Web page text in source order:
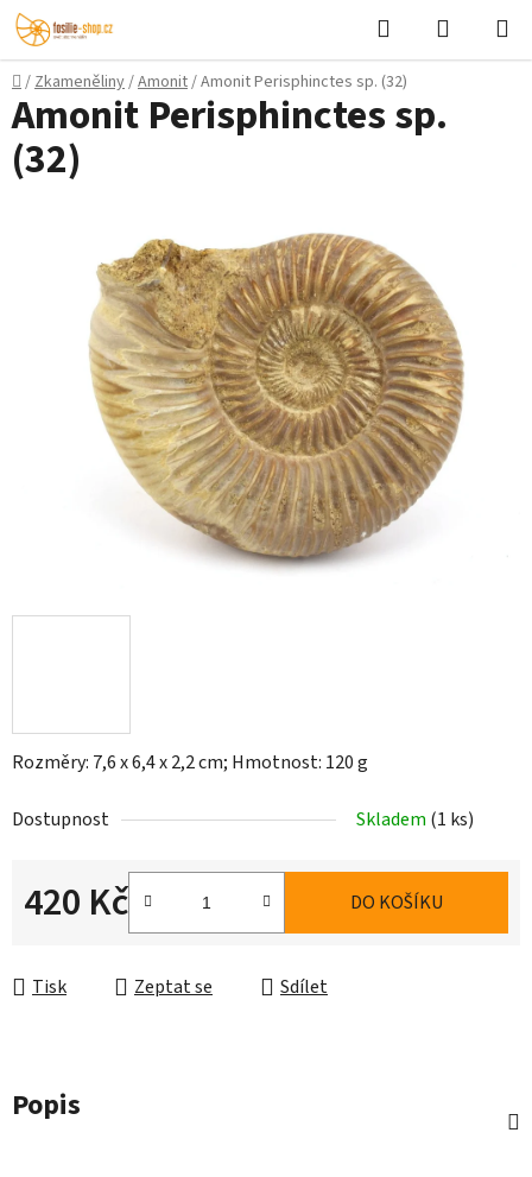
Přejít
na
obsah
Hledat
KOŠÍK
Domů
/Zkameněliny/Amonit/Amonit Perisphinctes sp. (32)
Rozměry: 7,6 x 6,4 x 2,2 cm; Hmotnost: 120 g
Dostupnost Skladem (1 ks)
420 Kč DO KOŠÍKU
Tisk Zeptat se Sdílet
Amonit Perisphinctes sp.
(32)
Popis